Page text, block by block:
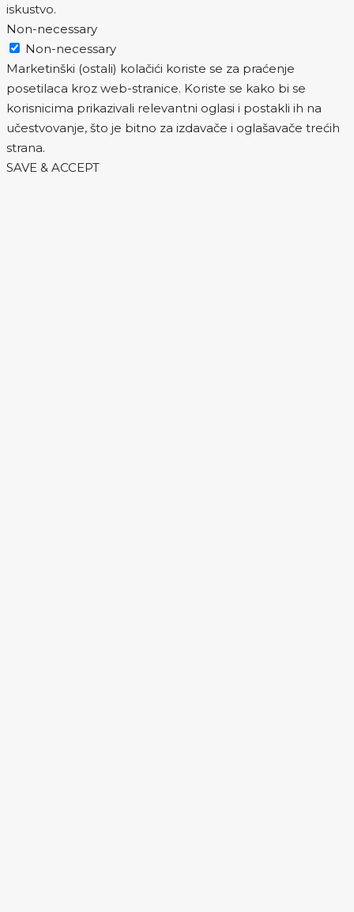
iskustvo.
Non-necessary
Non-necessary
Marketinški (ostali) kolačići koriste se za praćenje
posetilaca kroz web-stranice. Koriste se kako bi se
korisnicima prikazivali relevantni oglasi i postakli ih na
učestvovanje, što je bitno za izdavače i oglašavače trećih
strana.
SAVE & ACCEPT